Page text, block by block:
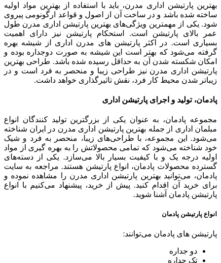
بهترین پارتیشن اداری مدرن، باید با استفاده از بهترین مواد اولیه
ساخته شده باشد و در ساخت آن از اصول و قواعد ارگونومی پیروی
شود. یکی از مهمترین ویژگی‌های بهترین پارتیشن اداری مدرن طول
عمر بالای پارتیشن است. استحکام پارتیشن نیز دارای اهمیت
بسیاری است. در اکثر پارتیشن های مدرن اداری از شیشه بهره
گرفته می‌شود که بهتر است این شیشه به صورت دوجداره بوده و
امکان شکسته شدن آن به حداقل رسیده شده باشد. طراحی بهترین
پارتیشن اداری مدرن نیز طراحی زیبا و منحصر به فرد است و در
زیباتر شدن محیط کار فرد، نقش تاثیرگذاری خواهد داشت.
پادمان، تولید و اجرای پارتیشن اداری
مجموعه پادمان، به عنوان یکی از بزرگترین تولید کنندگان انواع
مبلمان اداری از جمله بهترین پارتیشن اداری مدرن در ایران شناخته
می‌شود. این مجموعه، با طراحی‌های زیبا، منحصر به فرد و شیک
خود شناخته می‌شود که تمامی محصولاتش را به بهره گیری از مواد
اولیه درجه یک و با کیفیت بسیار بالا می‌سازد. یکی از دسته‌های
گسترده محصولات پادمان، انواع پارتیشن هستند. مراجعه به سایت
پادمان، می‌توانید بهترین پارتیشن اداری مدرن را مشاهده نموده و
برای خرید آن اقدام کنید. پیش از خرید، پیشنهاد می‌کنیم با انواع
پارتیشن پادمان آشنا شوید.
انواع پارتیشن پادمان
پارتیشن های پادمان می‌توانند:
دو جداره
تک جداره